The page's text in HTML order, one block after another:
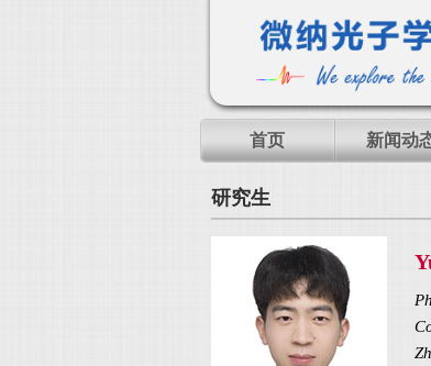
首页 新闻动
研究生